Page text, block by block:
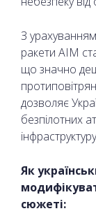
З урахуванням
ракети AIM
що значно
дозволяє
безпілотних
Як
сюжеті: